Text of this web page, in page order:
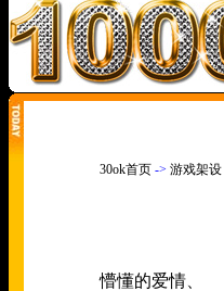
30ok首页 -> 游戏架设
懵懂的爱情、